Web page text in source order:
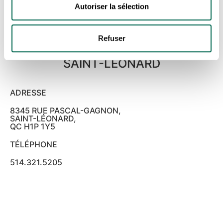
Autoriser la sélection
Refuser
SAINT-LÉONARD
ADRESSE
8345 RUE PASCAL-GAGNON,
SAINT-LÉONARD,
QC H1P 1Y5
TÉLÉPHONE
514.321.5205